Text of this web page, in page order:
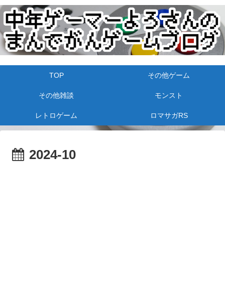
TOP その他ゲーム
その他雑談 モンスト
レトロゲーム ロマサガRS
2024-10